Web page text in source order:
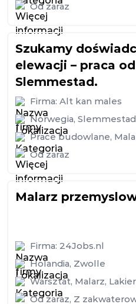
Od zaraz
Szukamy
elewacji – praca
Slemmestad.
Firma: Alt kan males
Norwegia, Slemmestad
Prace budowlane,
Od zaraz
Malarz
Firma: 24Jobs.nl
Holandia, Zwolle
Warsztat, Malarz,
Od zaraz, Z